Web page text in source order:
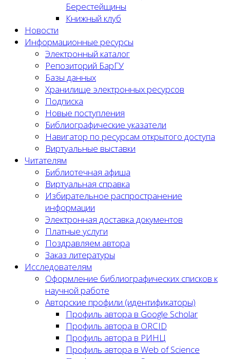
Берестейщины
Книжный клуб
Новости
Информационные ресурсы
Электронный каталог
Репозиторий БарГУ
Базы данных
Хранилище электронных ресурсов
Подписка
Новые поступления
Библиографические указатели
Навигатор по ресурсам открытого доступа
Виртуальные выставки
Читателям
Библиотечная афиша
Виртуальная справка
Избирательное распространение
информации
Электронная доставка документов
Платные услуги
Поздравляем автора
Заказ литературы
Исследователям
Оформление библиографических списков к
научной работе
Авторские профили (идентификаторы)
Профиль автора в Google Scholar
Профиль автора в ORCID
Профиль автора в РИНЦ
Профиль автора в Web of Science